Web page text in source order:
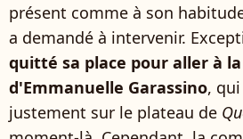
présent comme à son
a demandé à intervenir.
quitté sa place pour aller à
d'Emmanuelle Garassino,
justement sur le plateau de